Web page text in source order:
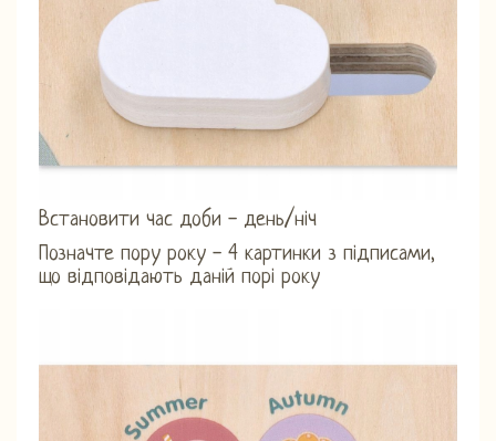
Встановити час доби - день/ніч
Позначте пору року - 4 картинки з підписами,
що відповідають даній порі року